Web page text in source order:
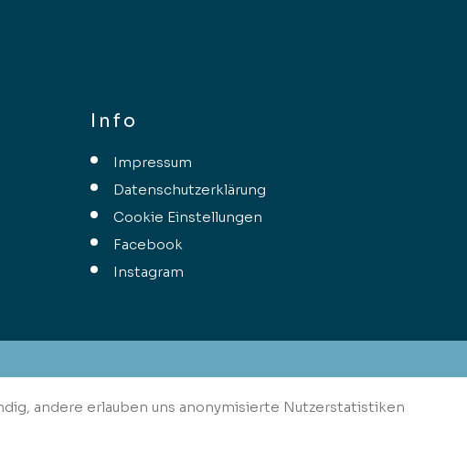
Info
Impressum
Datenschutzerklärung
Cookie Einstellungen
Facebook
Instagram
andere erlauben uns anonymisierte Nutzerstatistiken